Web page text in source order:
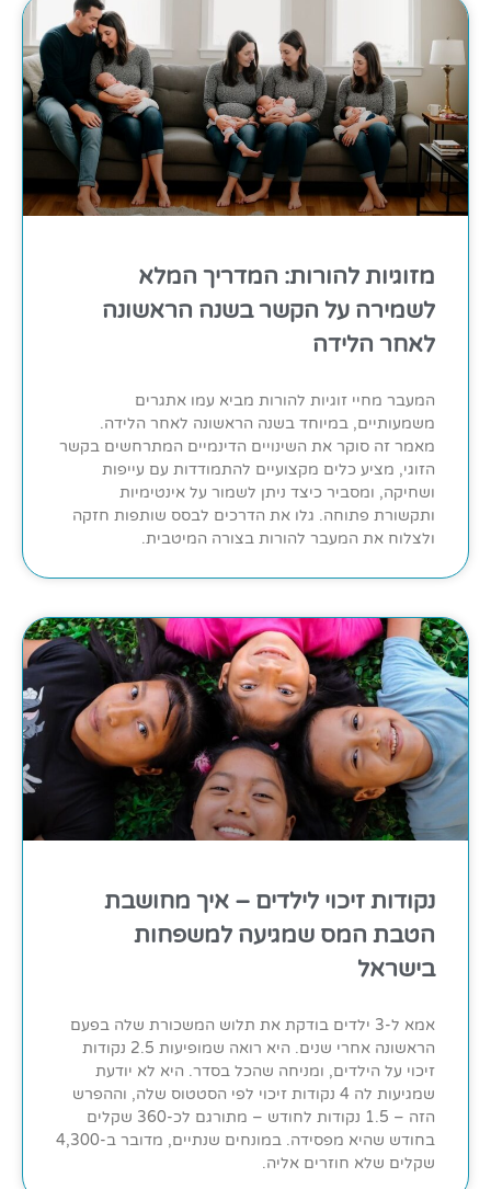
מזוגיות להורות: המדריך המלא
לשמירה על הקשר בשנה הראשונה
לאחר הלידה
המעבר מחיי זוגיות להורות מביא עמו אתגרים
משמעותיים, במיוחד בשנה הראשונה לאחר הלידה.
מאמר זה סוקר את השינויים הדינמיים המתרחשים בקשר
הזוגי, מציע כלים מקצועיים להתמודדות עם עייפות
ושחיקה, ומסביר כיצד ניתן לשמור על אינטימיות
ותקשורת פתוחה. גלו את הדרכים לבסס שותפות חזקה
ולצלוח את המעבר להורות בצורה המיטבית.
נקודות זיכוי לילדים – איך מחושבת
הטבת המס שמגיעה למשפחות
בישראל
אמא ל-3 ילדים בודקת את תלוש המשכורת שלה בפעם
הראשונה אחרי שנים. היא רואה שמופיעות 2.5 נקודות
זיכוי על הילדים, ומניחה שהכל בסדר. היא לא יודעת
שמגיעות לה 4 נקודות זיכוי לפי הסטטוס שלה, וההפרש
הזה – 1.5 נקודות לחודש – מתורגם לכ-360 שקלים
בחודש שהיא מפסידה. במונחים שנתיים, מדובר ב-4,300
שקלים שלא חוזרים אליה.